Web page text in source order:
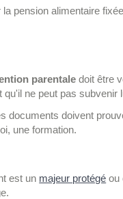
pension alimentaire
parentale doit être
qu'il ne peut pas subvenir
documents doivent
une formation.
est un majeur protégé ou